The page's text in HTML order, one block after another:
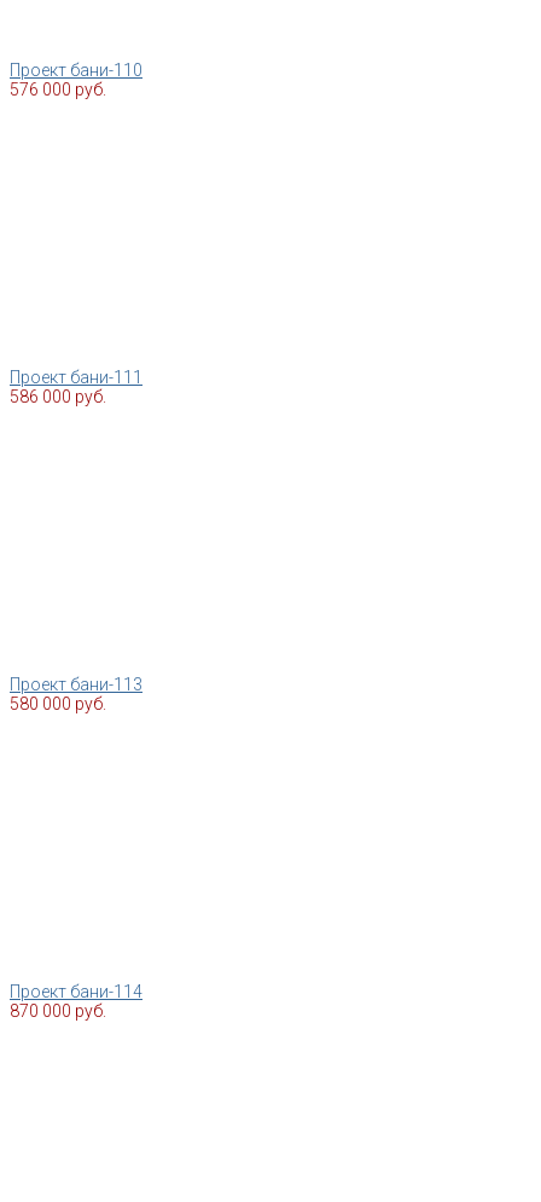
Проект бани-110
576 000 руб.
Проект бани-111
586 000 руб.
Проект бани-113
580 000 руб.
Проект бани-114
870 000 руб.